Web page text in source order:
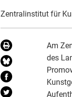
Zentralinstitut für
Am
des